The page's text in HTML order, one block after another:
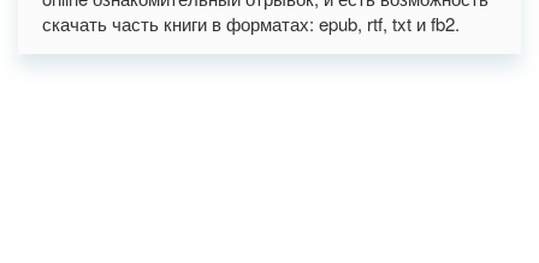
скачать часть книги в форматах: epub, rtf, txt и fb2.